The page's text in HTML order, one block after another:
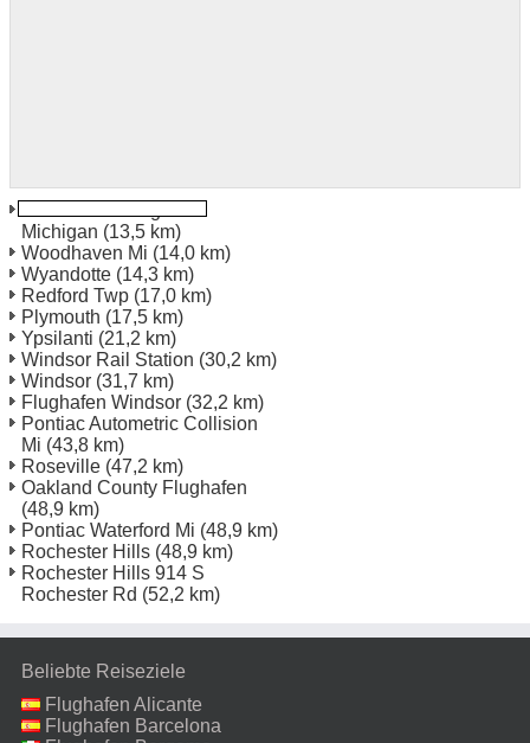
Michigan (13,5 km)
Woodhaven Mi (14,0 km)
Wyandotte (14,3 km)
Redford Twp (17,0 km)
Plymouth (17,5 km)
Ypsilanti (21,2 km)
Windsor Rail Station (30,2 km)
Windsor (31,7 km)
Flughafen Windsor (32,2 km)
Pontiac Autometric Collision
Mi (43,8 km)
Roseville (47,2 km)
Oakland County Flughafen
(48,9 km)
Pontiac Waterford Mi (48,9 km)
Rochester Hills (48,9 km)
Rochester Hills 914 S
Rochester Rd (52,2 km)
Beliebte Reiseziele
Flughafen Alicante
Flughafen Barcelona